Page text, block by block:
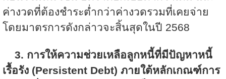
ค่างวดที่ต้องชำระต่ำกว่าค่างวดรวมที่เคยจ่าย
โดยมาตรการดังกล่าวจะสิ้นสุดในปี 2568
3. การให้ความช่วยเหลือลูกหนี้ที่มีปัญหาหนี้
เรื้อรัง (Persistent Debt) ภายใต้หลักเกณฑ์การ